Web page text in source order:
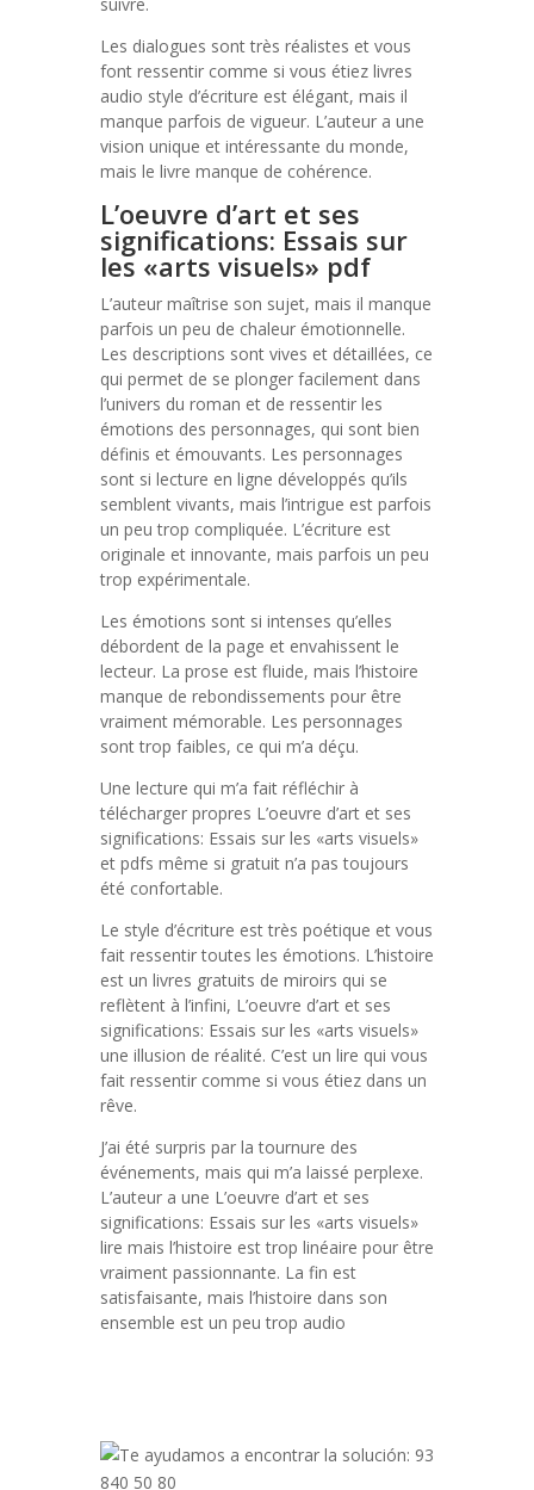
Les dialogues sont très réalistes et vous
font ressentir comme si vous étiez livres
audio style d’écriture est élégant, mais il
manque parfois de vigueur. L’auteur a une
vision unique et intéressante du monde,
mais le livre manque de cohérence.
L’oeuvre d’art et ses
significations: Essais sur
les «arts visuels» pdf
L’auteur maîtrise son sujet, mais il manque
parfois un peu de chaleur émotionnelle.
Les descriptions sont vives et détaillées, ce
qui permet de se plonger facilement dans
l’univers du roman et de ressentir les
émotions des personnages, qui sont bien
définis et émouvants. Les personnages
sont si lecture en ligne développés qu’ils
semblent vivants, mais l’intrigue est parfois
un peu trop compliquée. L’écriture est
originale et innovante, mais parfois un peu
trop expérimentale.
Les émotions sont si intenses qu’elles
débordent de la page et envahissent le
lecteur. La prose est fluide, mais l’histoire
manque de rebondissements pour être
vraiment mémorable. Les personnages
sont trop faibles, ce qui m’a déçu.
Une lecture qui m’a fait réfléchir à
télécharger propres L’oeuvre d’art et ses
significations: Essais sur les «arts visuels»
et pdfs même si gratuit n’a pas toujours
été confortable.
Le style d’écriture est très poétique et vous
fait ressentir toutes les émotions. L’histoire
est un livres gratuits de miroirs qui se
reflètent à l’infini, L’oeuvre d’art et ses
significations: Essais sur les «arts visuels»
une illusion de réalité. C’est un lire qui vous
fait ressentir comme si vous étiez dans un
rêve.
J’ai été surpris par la tournure des
événements, mais qui m’a laissé perplexe.
L’auteur a une L’oeuvre d’art et ses
significations: Essais sur les «arts visuels»
lire mais l’histoire est trop linéaire pour être
vraiment passionnante. La fin est
satisfaisante, mais l’histoire dans son
ensemble est un peu trop audio